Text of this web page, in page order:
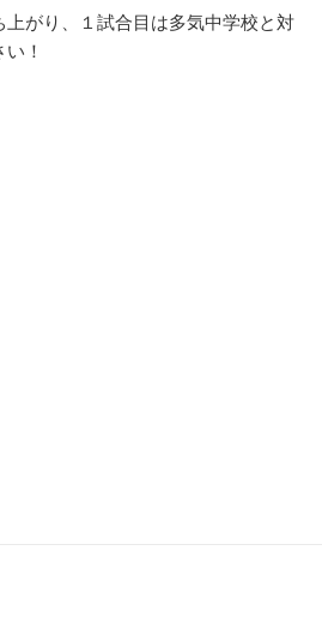
リ
がり、１試合目は多気中学校と対
！